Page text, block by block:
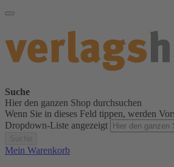
Suche
Hier den ganzen Shop durchsuchen
Wenn Sie in dieses Feld tippen, werden
Dropdown-Liste angezeigt
Mein Warenkorb